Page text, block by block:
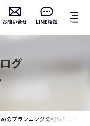
グ
のプランニングの秘訣とは？